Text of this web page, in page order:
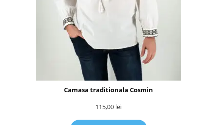
Camasa traditionala Cosmin
115,00 lei